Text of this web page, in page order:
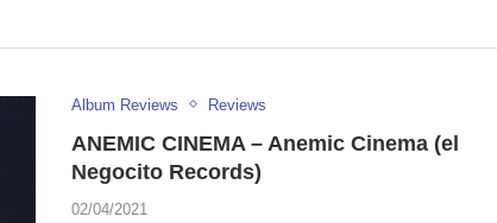
Album Reviews Reviews
ANEMIC CINEMA – Anemic Cinema (el
Negocito Records)
02/04/2021